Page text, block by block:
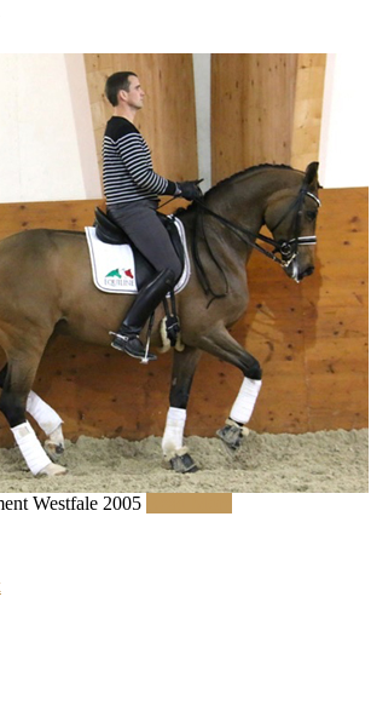
Westfale 2005